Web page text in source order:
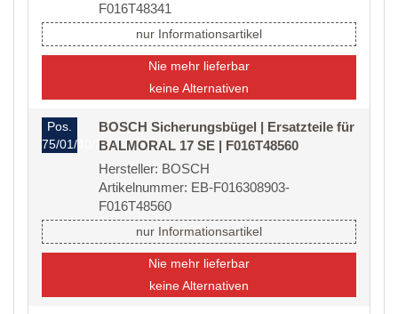
F016T48341
nur Informationsartikel
Nie mehr lieferbar
keine Alternativen
Pos.
75/01/40/23
BOSCH Sicherungsbügel | Ersatzteile für
BALMORAL 17 SE | F016T48560
Hersteller: BOSCH
Artikelnummer: EB-F016308903-
F016T48560
nur Informationsartikel
Nie mehr lieferbar
keine Alternativen